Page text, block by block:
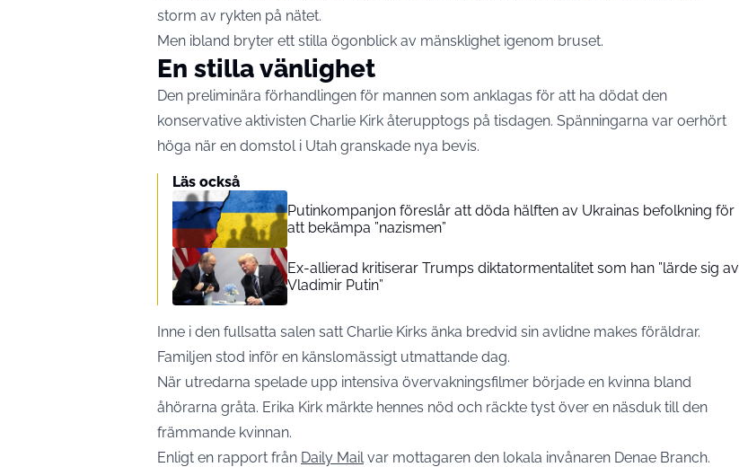
storm av rykten på nätet.
Men ibland bryter ett stilla ögonblick av mänsklighet igenom bruset.
En stilla vänlighet
Den preliminära förhandlingen för mannen som anklagas för att ha dödat den
konservative aktivisten Charlie Kirk återupptogs på tisdagen. Spänningarna var oerhört
höga när en domstol i Utah granskade nya bevis.
Läs också
Putinkompanjon föreslår att döda hälften av Ukrainas befolkning för
att bekämpa ”nazismen”
Ex-allierad kritiserar Trumps diktatormentalitet som han ”lärde sig av
Vladimir Putin”
Inne i den fullsatta salen satt Charlie Kirks änka bredvid sin avlidne makes föräldrar.
Familjen stod inför en känslomässigt utmattande dag.
När utredarna spelade upp intensiva övervakningsfilmer började en kvinna bland
åhörarna gråta. Erika Kirk märkte hennes nöd och räckte tyst över en näsduk till den
främmande kvinnan.
Enligt en rapport från Daily Mail var mottagaren den lokala invånaren Denae Branch.